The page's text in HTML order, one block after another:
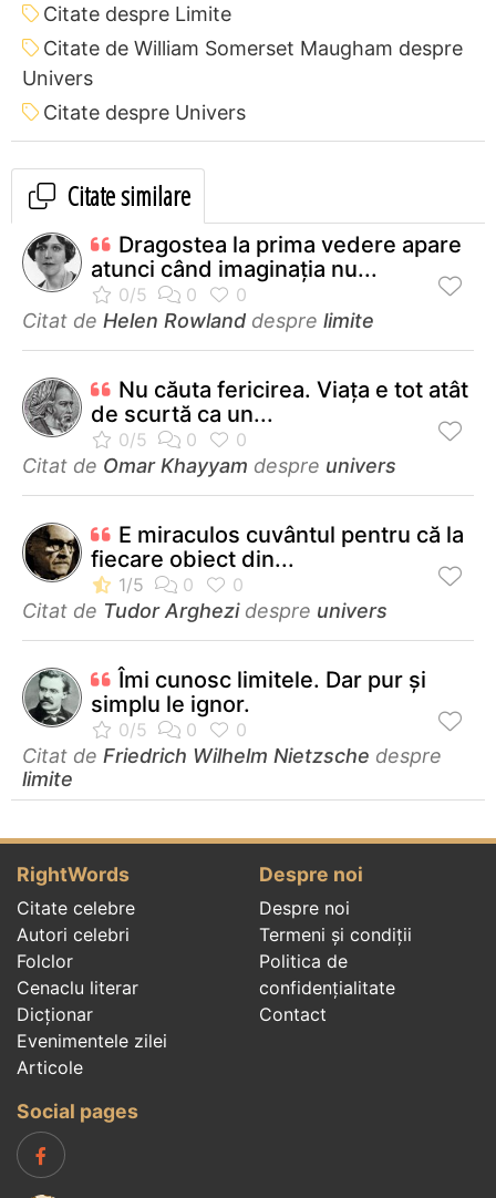
Citate despre Limite
Citate de William Somerset Maugham despre
Univers
Citate despre Univers
Citate similare
Dragostea la prima vedere apare
atunci când imaginaţia nu...
Citat de Helen Rowland despre limite
Nu căuta fericirea. Viaţa e tot atât
de scurtă ca un...
Citat de Omar Khayyam despre univers
E miraculos cuvântul pentru că la
fiecare obiect din...
Citat de Tudor Arghezidespre univers
Îmi cunosc limitele. Dar pur şi
simplu le ignor.
Citat de Friedrich Wilhelm Nietzsche despre
limite
RightWords
Citate celebre
Autori celebri
Folclor
Cenaclu literar
Dicționar
Evenimentele zilei
Articole
Despre noi
Despre noi
Termeni și condiții
Politica de
confidenţialitate
Contact
Social pages